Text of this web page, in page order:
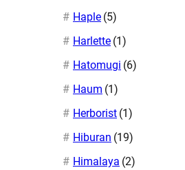
Haple (5)
Harlette (1)
Hatomugi (6)
Haum (1)
Herborist (1)
Hiburan (19)
Himalaya (2)